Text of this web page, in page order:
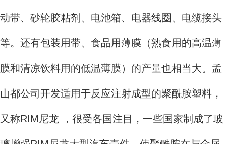
动带、砂轮胶粘剂、电池箱、电器线圈、电缆接头
等。还有包装用带、食品用薄膜（熟食用的高温薄
膜和清凉饮料用的低温薄膜）的产量也相当大。孟
山都公司开发适用于反应注射成型的聚酰胺塑料，
又称RIM尼龙 ，很受各国注目，一些国家制成了玻